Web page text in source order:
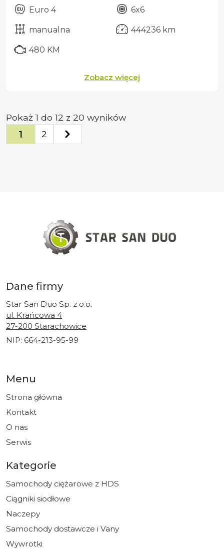
Euro 4 6x6
manualna 444236 km
480 KM
Zobacz więcej
Pokaż1 do12 z 20 wyników
1 2
Dane firmy
Star San Duo Sp. z o.o.
ul. Krańcowa 4
27-200 Starachowice
NIP: 664-213-95-99
Menu
Strona główna
Kontakt
O nas
Serwis
Kategorie
Samochody ciężarowe z HDS
Ciągniki siodłowe
Naczepy
Samochody dostawcze i Vany
Wywrotki